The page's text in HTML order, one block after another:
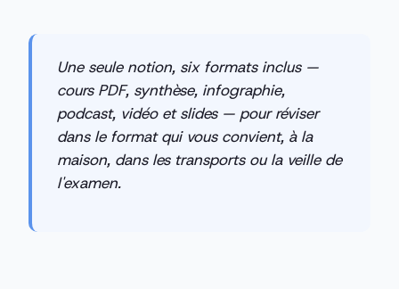
Une seule notion, six formats inclus —
cours PDF, synthèse, infographie,
podcast, vidéo et slides — pour réviser
dans le format qui vous convient, à la
maison, dans les transports ou la veille de
l'examen.